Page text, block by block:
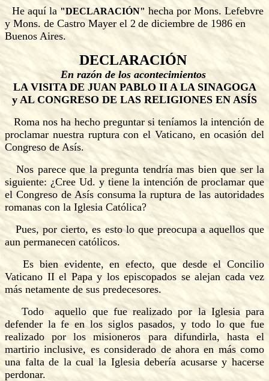
He aquí la "DECLARACIÓN" hecha por Mons. Lefebvre
y Mons. de Castro Mayer el 2 de diciembre de 1986 en
Buenos Aires.
DECLARACIÓN
En razón de los acontecimientos
LA VISITA DE JUAN PABLO II A LA SINAGOGA
y AL CONGRESO DE LAS RELIGIONES EN ASÍS
Roma nos ha hecho preguntar si teníamos la intención de
proclamar nuestra ruptura con el Vaticano, en ocasión del
Congreso de Asís.
Nos parece que la pregunta tendría mas bien que ser la
siguiente: ¿Cree Ud. y tiene la intención de proclamar que
el Congreso de Asís consuma la ruptura de las autoridades
romanas con la Iglesia Católica?
Pues, por cierto, es esto lo que preocupa a aquellos que
aun permanecen católicos.
Es bien evidente, en efecto, que desde el Concilio
Vaticano II el Papa y los episcopados se alejan cada vez
más netamente de sus predecesores.
Todo aquello que fue realizado por la Iglesia para
defender la fe en los siglos pasados, y todo lo que fue
realizado por los misioneros para difundirla, hasta el
martirio inclusive, es considerado de ahora en más como
una falta de la cual la Iglesia debería acusarse y hacerse
perdonar.